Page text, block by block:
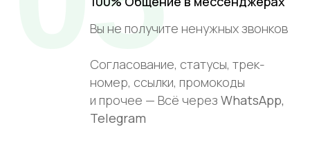
Вы не получите ненужных звонков
Согласование, статусы, трек-
номер, ссылки, промокоды
и прочее — Всё через WhatsApp,
Telegram